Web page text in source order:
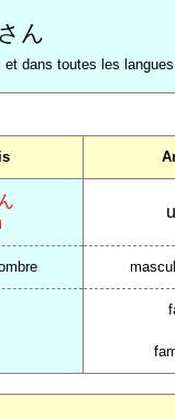
ん
et dans toutes les langues